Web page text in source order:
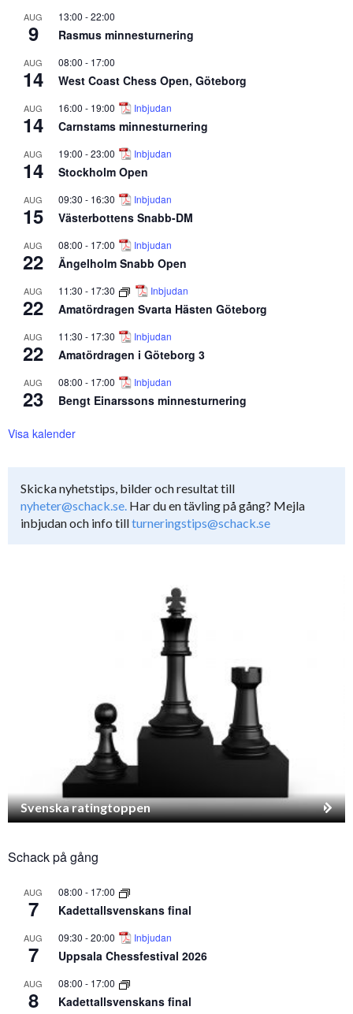
AUG
9
13:00 -22:00
Rasmus minnesturnering
AUG
14
08:00 - 17:00
West Coast Chess Open, Göteborg
AUG
14
16:00 - 19:00 Inbjudan
Carnstams minnesturnering
AUG
14
19:00 -23:00 Inbjudan
Stockholm Open
AUG
15
09:30 - 16:30 Inbjudan
Västerbottens Snabb-DM
AUG
22
08:00 - 17:00 Inbjudan
Ängelholm Snabb Open
AUG
22
11:30 - 17:30 Inbjudan
Amatördragen Svarta Hästen Göteborg
AUG
22
11:30 - 17:30 Inbjudan
Amatördragen i Göteborg 3
AUG
23
08:00 - 17:00 Inbjudan
Bengt Einarssons minnesturnering
Visa kalender
Skicka nyhetstips, bilder och resultat till
nyheter@schack.se. Har du en tävling på gång? Mejla
inbjudan och info tillturneringstips@schack.se
Svenska ratingtoppen
Schack på gång
AUG
7
08:00 - 17:00
Kadettallsvenskans final
AUG
7
09:30 -20:00 Inbjudan
Uppsala Chessfestival 2026
AUG
8
08:00 - 17:00
Kadettallsvenskans final